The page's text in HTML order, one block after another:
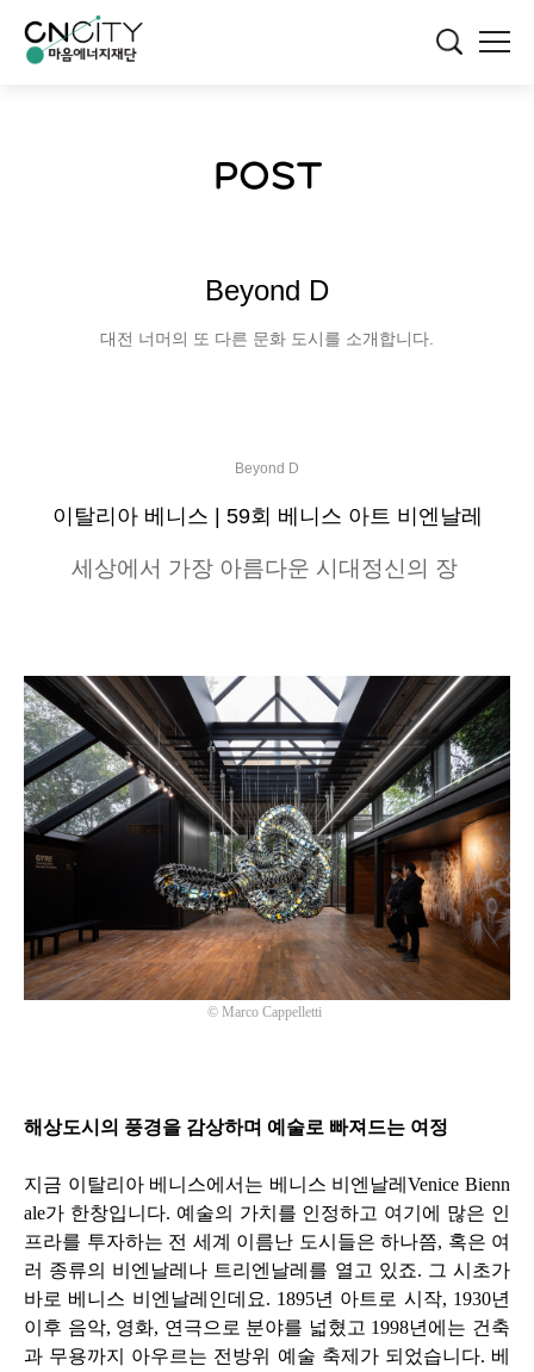
POST
Beyond D
대전 너머의 또 다른 문화 도시를 소개합니다.
Beyond D
이탈리아 베니스 | 59회 베니스 아트 비엔날레
세상에서 가장 아름다운 시대정신의 장
© Marco Cappelletti
해상도시의 풍경을 감상하며 예술로 빠져드는 여정
지금 이탈리아 베니스에서는 베니스 비엔날레Venice Bienn
ale가 한창입니다. 예술의 가치를 인정하고 여기에 많은 인
프라를 투자하는 전 세계 이름난 도시들은 하나쯤, 혹은 여
러 종류의 비엔날레나 트리엔날레를 열고 있죠. 그 시초가
바로 베니스 비엔날레인데요. 1895년 아트로 시작, 1930년
이후 음악, 영화, 연극으로 분야를 넓혔고 1998년에는 건축
과 무용까지 아우르는 전방위 예술 축제가 되었습니다. 베